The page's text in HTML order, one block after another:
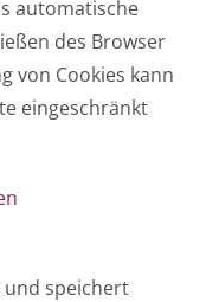
automatische
des Browser
von Cookies kann
eingeschränkt
speichert